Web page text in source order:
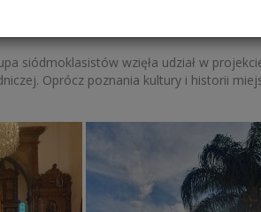
siódmoklasistów wzięła udział w
Oprócz poznania kultury i historii